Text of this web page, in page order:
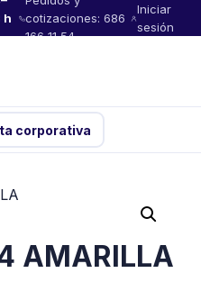
h
cotizaciones: 686
166 11 54
Iniciar
sesión
corporativa
AMARILLA